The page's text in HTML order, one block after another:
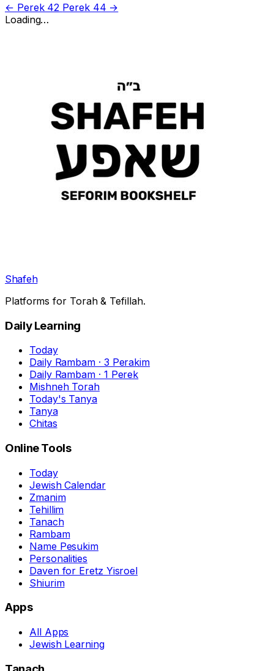
← Perek 42 Perek 44 →
Loading…
Shafeh
Platforms for Torah & Tefillah.
Daily Learning
Today
Daily Rambam · 3 Perakim
Daily Rambam · 1 Perek
Mishneh Torah
Today's Tanya
Tanya
Chitas
Online Tools
Today
Jewish Calendar
Zmanim
Tehillim
Tanach
Rambam
Name Pesukim
Personalities
Daven for Eretz Yisroel
Shiurim
Apps
All Apps
Jewish Learning